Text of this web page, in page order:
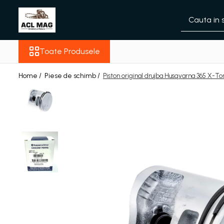
Toate Produsele
Acumulatori
Canistre
Husqvarna Construction
Motoferastrau
Motoferastrau benzina
Motoferastrau Acumulator
Accesorii Motoferastraie
Toate Produsele
Home / Piese de schimb / Piston original drujba Husqvarna 365 X-